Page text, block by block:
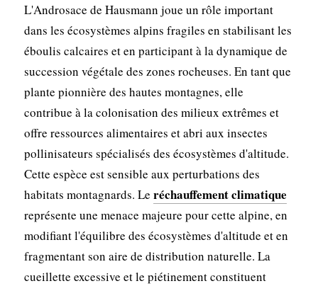
L'Androsace de Hausmann joue un rôle important
dans les écosystèmes alpins fragiles en stabilisant les
éboulis calcaires et en participant à la dynamique de
succession végétale des zones rocheuses. En tant que
plante pionnière des hautes montagnes, elle
contribue à la colonisation des milieux extrêmes et
offre ressources alimentaires et abri aux insectes
pollinisateurs spécialisés des écosystèmes d'altitude.
Cette espèce est sensible aux perturbations des
habitats montagnards. Le réchauffement climatique
représente une menace majeure pour cette alpine, en
modifiant l'équilibre des écosystèmes d'altitude et en
fragmentant son aire de distribution naturelle. La
cueillette excessive et le piétinement constituent